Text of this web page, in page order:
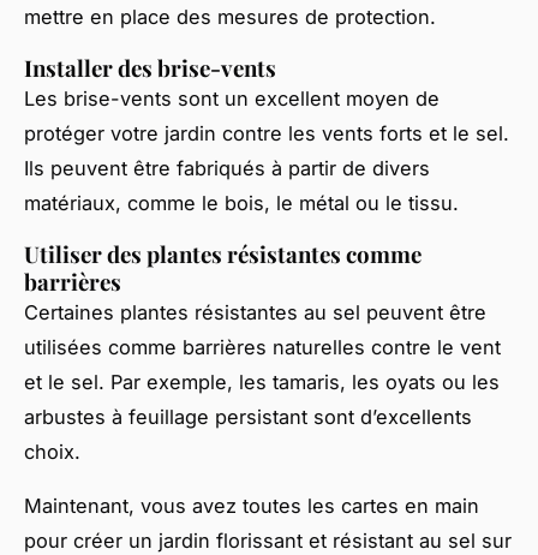
mettre en place des mesures de protection.
Installer des brise-vents
Les brise-vents sont un excellent moyen de
protéger votre jardin contre les vents forts et le sel.
Ils peuvent être fabriqués à partir de divers
matériaux, comme le bois, le métal ou le tissu.
Utiliser des plantes résistantes comme
barrières
Certaines plantes résistantes au sel peuvent être
utilisées comme barrières naturelles contre le vent
et le sel. Par exemple, les tamaris, les oyats ou les
arbustes à feuillage persistant sont d’excellents
choix.
Maintenant, vous avez toutes les cartes en main
pour créer un jardin florissant et résistant au sel sur